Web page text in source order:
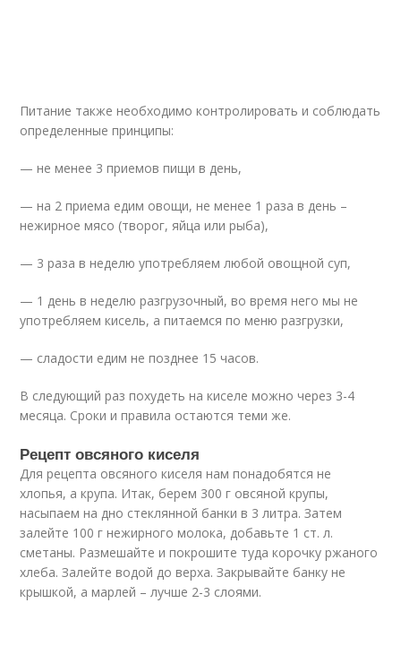
Питание также необходимо контролировать и соблюдать
определенные принципы:
— не менее 3 приемов пищи в день,
— на 2 приема едим овощи, не менее 1 раза в день –
нежирное мясо (творог, яйца или рыба),
— 3 раза в неделю употребляем любой овощной суп,
— 1 день в неделю разгрузочный, во время него мы не
употребляем кисель, а питаемся по меню разгрузки,
— сладости едим не позднее 15 часов.
В следующий раз похудеть на киселе можно через 3-4
месяца. Сроки и правила остаются теми же.
Рецепт овсяного киселя
Для рецепта овсяного киселя нам понадобятся не
хлопья, а крупа. Итак, берем 300 г овсяной крупы,
насыпаем на дно стеклянной банки в 3 литра. Затем
залейте 100 г нежирного молока, добавьте 1 ст. л.
сметаны. Размешайте и покрошите туда корочку ржаного
хлеба. Залейте водой до верха. Закрывайте банку не
крышкой, а марлей – лучше 2-3 слоями.